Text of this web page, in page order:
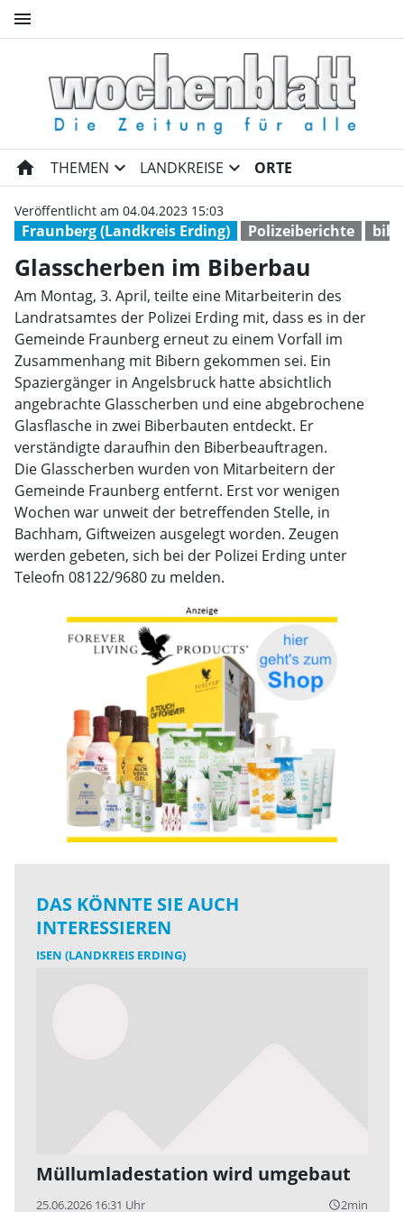
menu
Glasscherben im Biberbau |
home THEMEN expand_more LANDKREISE expand_more ORTE
Fraunberg (Landkreis Erding) Polizeiberichte
Veröffentlicht am 04.04.2023 15:03
Glasscherben im Biberbau
Am Montag, 3. April, teilte eine Mitarbeiterin des
Landratsamtes der Polizei Erding mit, dass es in der
Gemeinde Fraunberg erneut zu einem Vorfall im
Zusammenhang mit Bibern gekommen sei. Ein
Spaziergänger in Angelsbruck hatte absichtlich
angebrachte Glasscherben und eine abgebrochene
Glasflasche in zwei Biberbauten entdeckt. Er
verständigte daraufhin den Biberbeauftragen.
Die Glasscherben wurden von Mitarbeitern der
Gemeinde Fraunberg entfernt. Erst vor wenigen
Wochen war unweit der betreffenden Stelle, in
Bachham, Giftweizen ausgelegt worden. Zeugen
werden gebeten, sich bei der Polizei Erding unter
Teleofn 08122/9680 zu melden.
DAS KÖNNTE SIE AUCH
INTERESSIEREN
ISEN (LANDKREIS ERDING)
Müllumladestation wird umgebaut
25.06.2026 16:31 Uhr query_builder2min